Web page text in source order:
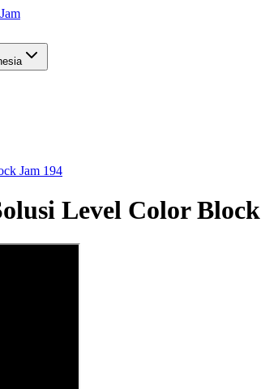
Jam 194
Level Color Block